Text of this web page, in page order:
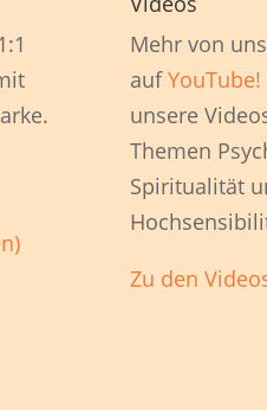
Mehr von
aufYouTube!
unsere
Themen
Spiritualität
Zu den